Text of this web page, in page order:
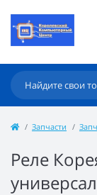
Запчасти
Реле